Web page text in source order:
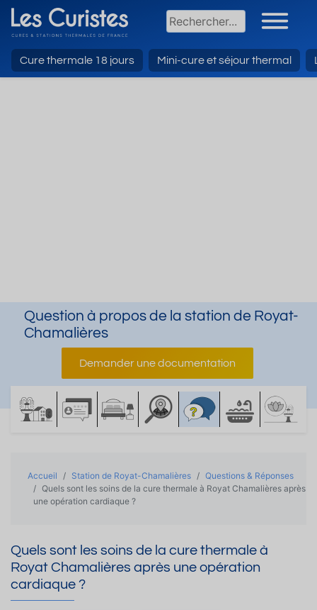
Cure thermale 18 jours Mini-cure et séjour thermal
Question à propos de la station de Royat-
Chamalières
Demander une documentation
Accueil Station de Royat-Chamalières
Questions & Réponses
Quels sont les soins de la cure thermale à Royat Chamalières après
une opération cardiaque ?
Quels sont les soins de la cure thermale à
Royat Chamalières après une opération
cardiaque ?